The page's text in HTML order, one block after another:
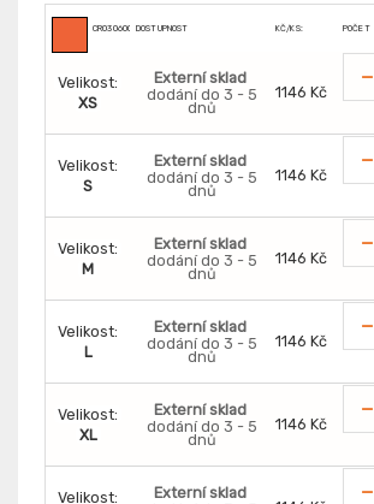
CR0306005190DOSTUPNOST KČ/KS: POČET
Velikost:
XS
Externí sklad
dodání do 3 - 5
dnů
1146 Kč -
Velikost:
S
Externí sklad
dodání do 3 - 5
dnů
1146 Kč -
Velikost:
M
Externí sklad
dodání do 3 - 5
dnů
1146 Kč -
Velikost:
L
Externí sklad
dodání do 3 - 5
dnů
1146 Kč -
Velikost:
XL
Externí sklad
dodání do 3 - 5
dnů
1146 Kč -
Velikost:
Externí sklad
-